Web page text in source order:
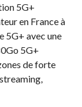
5G+
en France à
5G+ avec une
5G+
de forte